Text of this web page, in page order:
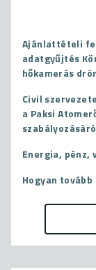
Ajánlattételi
adatgyűjtés
hőkamerás
Civil
a Paksi
Energia, pénz,
Hogyan tovább